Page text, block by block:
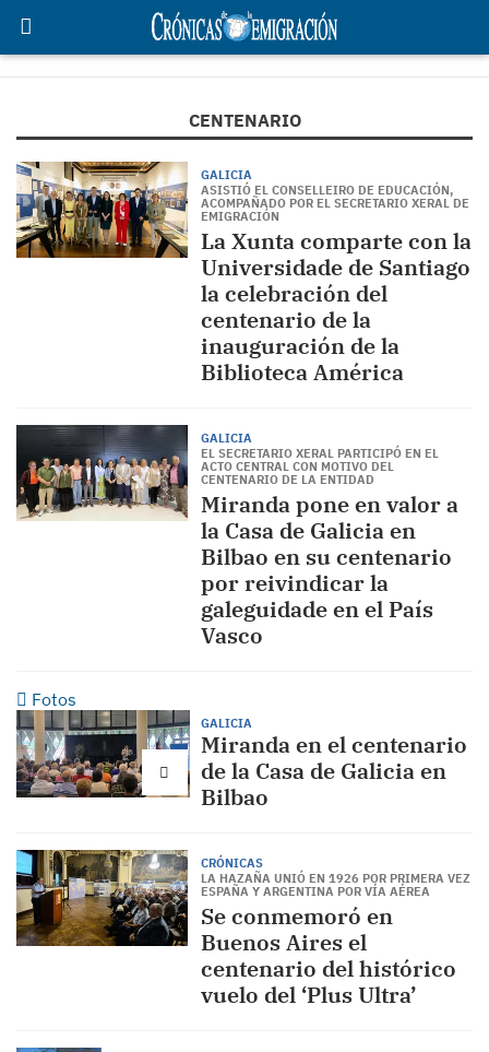
CENTENARIO
GALICIA
ASISTIÓ EL CONSELLEIRO DE EDUCACIÓN,
ACOMPAÑADO POR EL SECRETARIO XERAL DE
EMIGRACIÓN
La Xunta comparte con la
Universidade de Santiago
la celebración del
centenario de la
inauguración de la
Biblioteca América
GALICIA
EL SECRETARIO XERAL PARTICIPÓ EN EL
ACTO CENTRAL CON MOTIVO DEL
CENTENARIO DE LA ENTIDAD
Miranda pone en valor a
la Casa de Galicia en
Bilbao en su centenario
por reivindicar la
galeguidade en el País
Vasco
Fotos
GALICIA
Miranda en el centenario
de la Casa de Galicia en
Bilbao
CRÓNICAS
LA HAZAÑA UNIÓ EN 1926 POR PRIMERA VEZ
ESPAÑA Y ARGENTINA POR VÍA AÉREA
Se conmemoró en
Buenos Aires el
centenario del histórico
vuelo del ‘Plus Ultra’